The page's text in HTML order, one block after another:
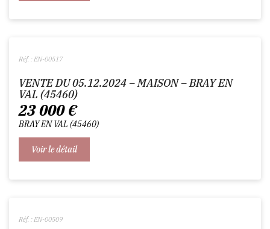
VENTE DU 05.12.2024 – MAISON – BRAY EN
VAL (45460)
23 000 €
BRAY EN VAL 45460
Réf. : EN-00517
Voir le détail
Réf. : EN-00509